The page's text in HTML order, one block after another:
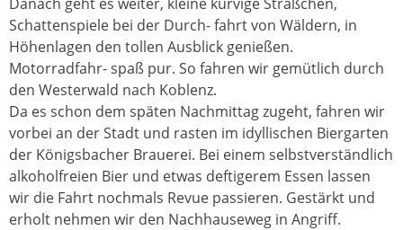
Schattenspiele bei der Durch- fahrt von Wäldern, in
Höhenlagen den tollen Ausblick genießen.
Motorradfahr- spaß pur. So fahren wir gemütlich durch
den Westerwald nach Koblenz.
Da es schon dem späten Nachmittag zugeht, fahren wir
vorbei an der Stadt und rasten im idyllischen Biergarten
der Königsbacher Brauerei. Bei einem selbstverständlich
alkoholfreien Bier und etwas deftigerem Essen lassen
wir die Fahrt nochmals Revue passieren. Gestärkt und
erholt nehmen wir den Nachhauseweg in Angriff.